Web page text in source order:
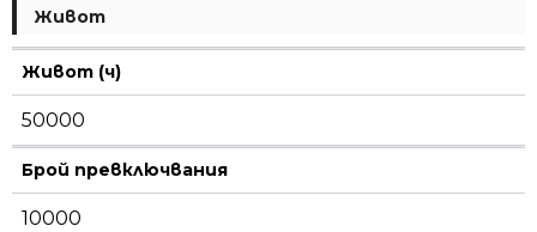
Живот
Живот (ч)
50000
Брой превключвания
10000